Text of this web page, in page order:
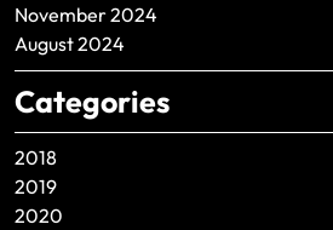
November 2024
August 2024
Categories
2018
2019
2020